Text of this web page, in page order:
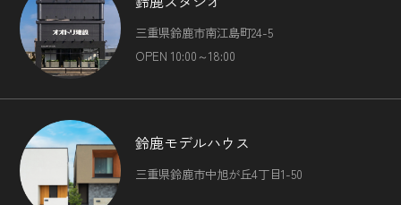
三重県鈴鹿市南江島町24-5
OPEN 10:00～18:00
鈴鹿モデルハウス
三重県鈴鹿市中旭が丘4丁目1-50